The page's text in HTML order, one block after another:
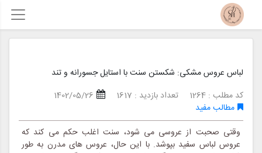
لباس عروس مشکی: شکستن سنت با استایل جسورانه و تند
کد مطلب : 1264
تعداد بازدید : 1617
1402/05/26
مطالب مفید
وقتی صحبت از عروسی می شود، سنت اغلب حکم می کند که
عروس لباس سفید بپوشد. با این حال، عروس های مدرن به طور